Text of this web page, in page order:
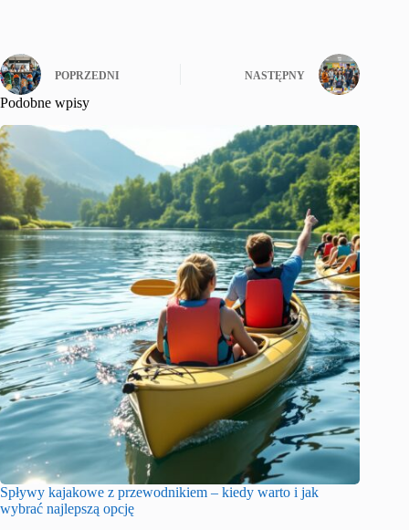
POPRZEDNI NASTĘPNY
Podobne wpisy
Spływy kajakowe z przewodnikiem – kiedy warto i jak
wybrać najlepszą opcję